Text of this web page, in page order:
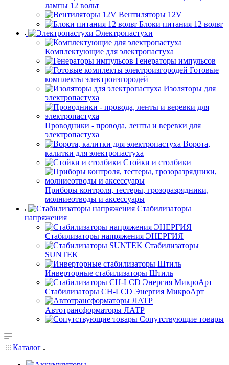
лампы 12 вольт
Вентиляторы 12V
Блоки питания 12 вольт
Электропастухи
Комплектующие для электропастуха
Генераторы импульсов
Готовые
комплекты электроизгородей
Изоляторы для
электропастуха
Проводники - провода, ленты и веревки для
электропастуха
Ворота,
калитки для электропастуха
Стойки и столбики
Приборы контроля, тестеры, грозоразрядники,
молниеотводы и аксессуары
Стабилизаторы
напряжения
Стабилизаторы напряжения ЭНЕРГИЯ
Стабилизаторы
SUNTEK
Инверторные стабилизаторы Штиль
Стабилизаторы СН-LCD Энepгия МикроАрт
Автотрансформаторы ЛАТР
Сопутствующие товары
Каталог